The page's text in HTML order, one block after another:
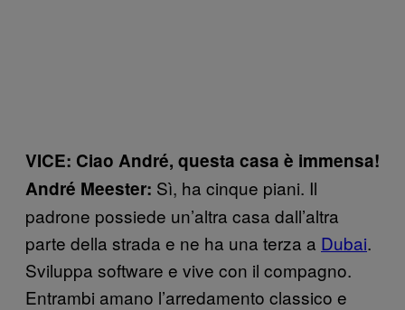
VICE: Ciao André, questa casa è immensa!
André Meester: Sì, ha cinque piani. Il
padrone possiede un’altra casa dall’altra
parte della strada e ne ha una terza a Dubai.
Sviluppa software e vive con il compagno.
Entrambi amano l’arredamento classico e